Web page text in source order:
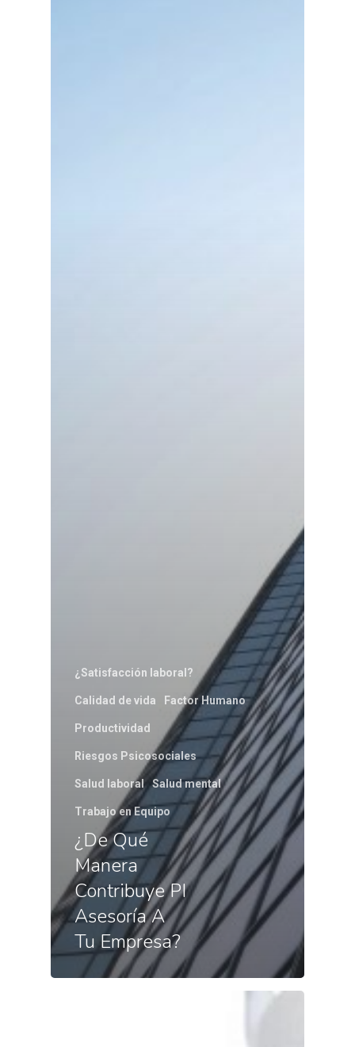
¿Satisfacción laboral?
Calidad de vida Factor Humano
Productividad
Riesgos Psicosociales
Salud laboral Salud mental
Trabajo en Equipo
¿De Qué
Manera
Contribuye PI
Asesoría A
Tu Empresa?